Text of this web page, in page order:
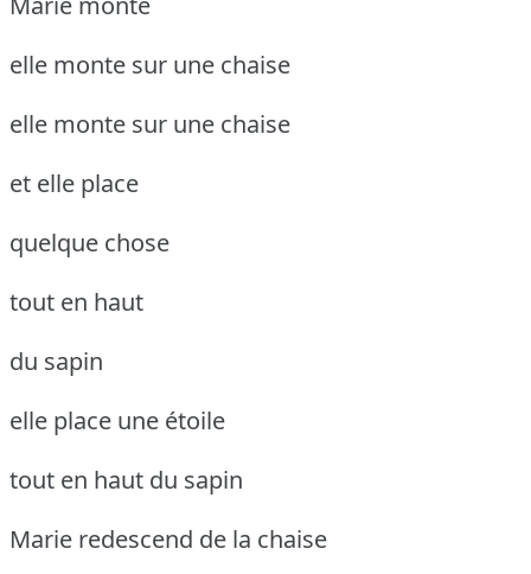
elle monte sur une chaise
elle monte sur une chaise
et elle place
quelque chose
tout en haut
du sapin
elle place une étoile
tout en haut du sapin
Marie redescend de la chaise